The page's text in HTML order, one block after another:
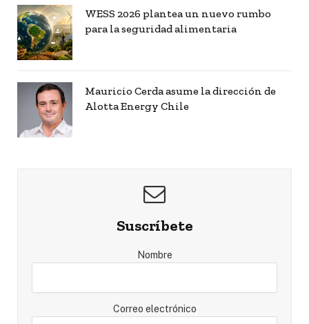
WESS 2026 plantea un nuevo rumbo
para la seguridad alimentaria
Mauricio Cerda asume la dirección de
Alotta Energy Chile
Suscríbete
Nombre
Correo electrónico